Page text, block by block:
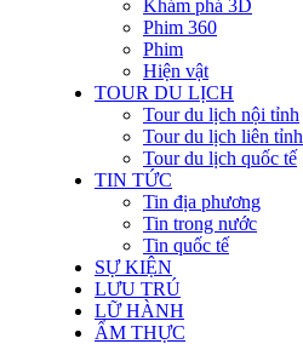
Khám phá 3D
Phim 360
Phim
Hiện vật
TOUR DU LỊCH
Tour du lịch nội tỉnh
Tour du lịch liên tỉnh
Tour du lịch quốc tế
TIN TỨC
Tin địa phương
Tin trong nước
Tin quốc tế
SỰ KIỆN
LƯU TRÚ
LỮ HÀNH
ẨM THỰC